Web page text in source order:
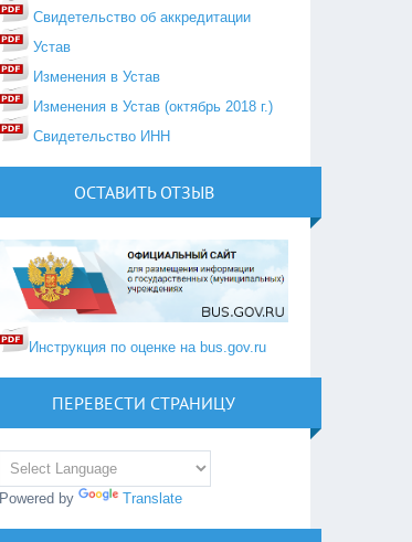
Свидетельство об аккредитации
Устав
Изменения в Устав
Изменения в Устав (октябрь 2018 г.)
Свидетельство ИНН
ОСТАВИТЬ ОТЗЫВ
Инструкция по оценке на bus.gov.ru
ПЕРЕВЕСТИ СТРАНИЦУ
Powered by Translate